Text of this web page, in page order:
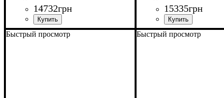
14732грн 15335грн
Быстрый просмотр Быстрый просмотр